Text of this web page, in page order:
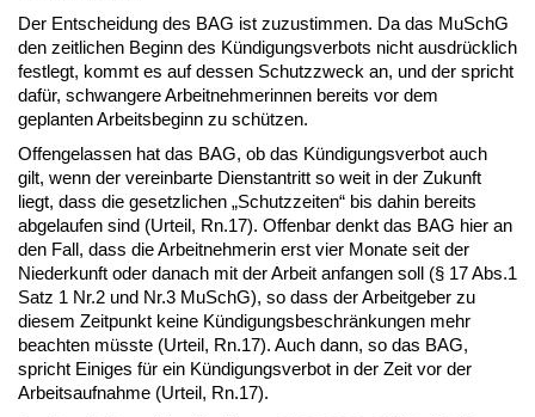
Der Entscheidung des BAG ist zuzustimmen. Da das MuSchG
den zeitlichen Beginn des Kündigungsverbots nicht ausdrücklich
festlegt, kommt es auf dessen Schutzzweck an, und der spricht
dafür, schwangere Arbeitnehmerinnen bereits vor dem
geplanten Arbeitsbeginn zu schützen.
Offengelassen hat das BAG, ob das Kündigungsverbot auch
gilt, wenn der vereinbarte Dienstantritt so weit in der Zukunft
liegt, dass die gesetzlichen „Schutzzeiten“ bis dahin bereits
abgelaufen sind (Urteil, Rn.17). Offenbar denkt das BAG hier an
den Fall, dass die Arbeitnehmerin erst vier Monate seit der
Niederkunft oder danach mit der Arbeit anfangen soll (§ 17 Abs.1
Satz 1 Nr.2 und Nr.3 MuSchG), so dass der Arbeitgeber zu
diesem Zeitpunkt keine Kündigungsbeschränkungen mehr
beachten müsste (Urteil, Rn.17). Auch dann, so das BAG,
spricht Einiges für ein Kündigungsverbot in der Zeit vor der
Arbeitsaufnahme (Urteil, Rn.17).